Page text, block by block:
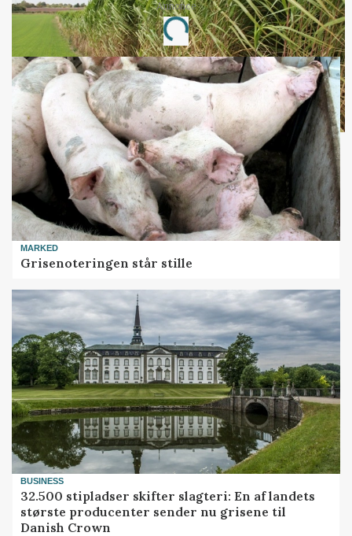
Annonce
Loading...
MARKED
Grisenoteringen står stille
BUSINESS
32.500 stipladser skifter slagteri: En af landets
største producenter sender nu grisene til
Danish Crown